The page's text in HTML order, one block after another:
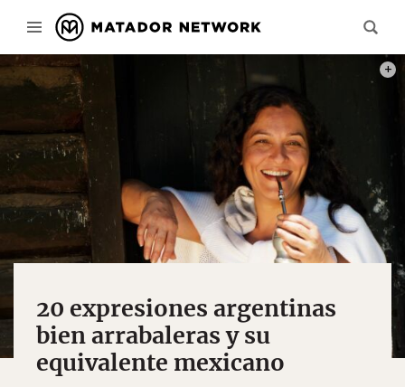
20 expresiones argentinas
bien arrabaleras y su
equivalente mexicano